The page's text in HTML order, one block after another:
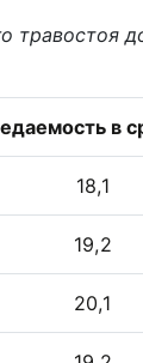
травостоя
в
18,1
19,2
20,1